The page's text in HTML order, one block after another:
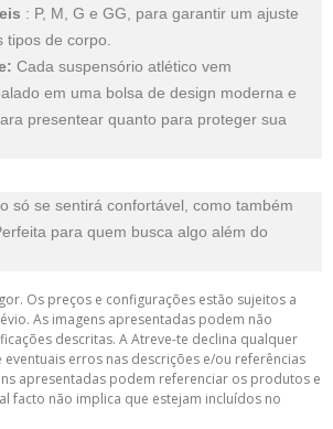
: P, M, G e GG, para garantir um ajuste
de corpo.
Cada suspensório atlético vem
em uma bolsa de design moderna e
presentear quanto para proteger sua
só se sentirá confortável, como também
para quem busca algo além do
Os preços e configurações estão sujeitos a
As imagens apresentadas podem não
descritas. A Atreve-te declina qualquer
erros nas descrições e/ou referências
apresentadas podem referenciar os produtos e
facto não implica que estejam incluídos no